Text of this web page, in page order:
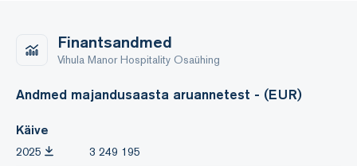
Finantsandmed
Vihula Manor Hospitality Osaühing
Andmed majandusaasta aruannetest - (EUR)
Käive
2025 3 249 195